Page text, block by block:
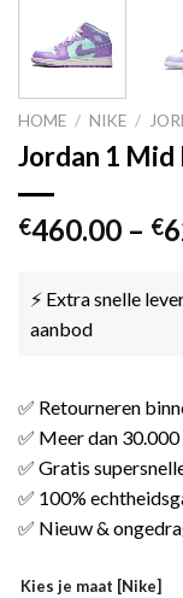
HOME / NIKE /
Jordan 1 Mid
€460.00 – €
⚡ Extra snelle
aanbod
✅ Retourneren
✅ Meer dan
✅ Gratis
✅ 100%
✅ Nieuw &
Kies je maat [Nike]